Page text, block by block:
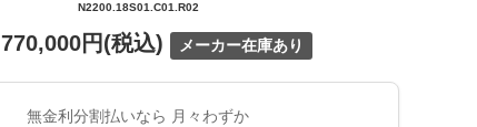
N2200.18S01.C01.R02
770,000円(税込) メーカー在庫あり
無金利分割払いなら 月々わずか